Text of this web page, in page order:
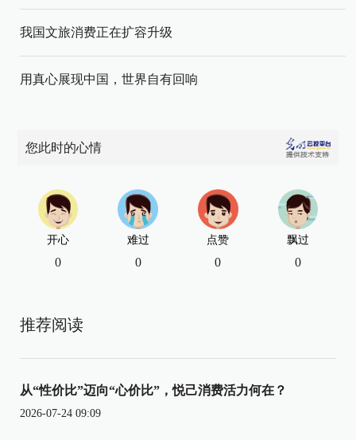
我国文旅消费正在扩容升级
用真心展现中国，世界自有回响
您此时的心情
开心
0
难过
0
点赞
0
飘过
0
推荐阅读
从“性价比”迈向“心价比”，悦己消费活力何在？
2026-07-24 09:09